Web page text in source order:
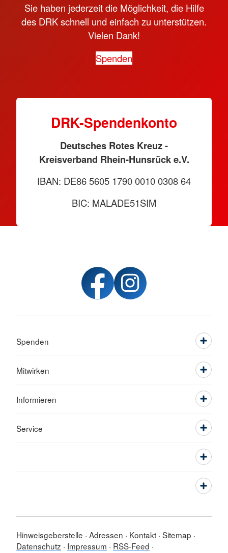
Sie haben jederzeit die Möglichkeit, die Hilfe
des DRK schnell und einfach zu unterstützen.
Vielen Dank!
Spenden
DRK-Spendenkonto
Deutsches Rotes Kreuz -
Kreisverband Rhein-Hunsrück e.V.
IBAN: DE86 5605 1790 0010 0308 64
BIC: MALADE51SIM
Spenden
Mitwirken
Informieren
Service
Hinweisgeberstelle Adressen Kontakt Sitemap
Datenschutz
Impressum
RSS-Feed